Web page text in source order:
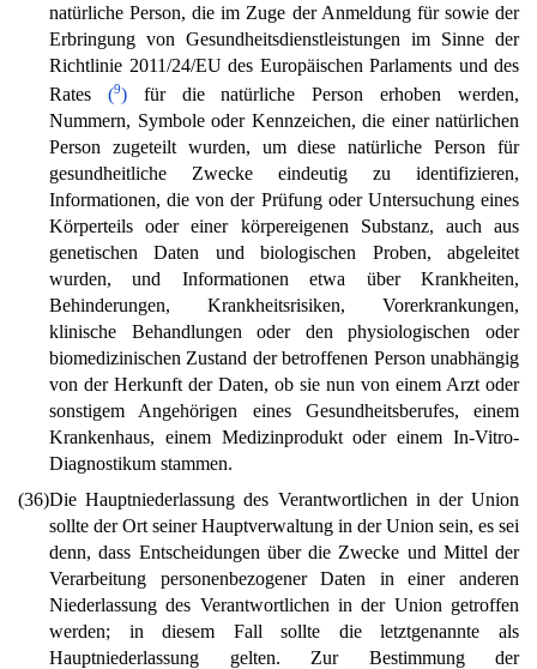
natürliche Person, die im Zuge der Anmeldung für sowie der
Erbringung von Gesundheitsdienstleistungen im Sinne der
Richtlinie 2011/24/EU des Europäischen Parlaments und des
Rates (9)für die natürliche Person erhoben werden,
Nummern, Symbole oder Kennzeichen, die einer natürlichen
Person zugeteilt wurden, um diese natürliche Person für
gesundheitliche Zwecke eindeutig zu identifizieren,
Informationen, die von der Prüfung oder Untersuchung eines
Körperteils oder einer körpereigenen Substanz, auch aus
genetischen Daten und biologischen Proben, abgeleitet
wurden, und Informationen etwa über Krankheiten,
Behinderungen, Krankheitsrisiken, Vorerkrankungen,
klinische Behandlungen oder den physiologischen oder
biomedizinischen Zustand der betroffenen Person unabhängig
von der Herkunft der Daten, ob sie nun von einem Arzt oder
sonstigem Angehörigen eines Gesundheitsberufes, einem
Krankenhaus, einem Medizinprodukt oder einem In-Vitro-
Diagnostikum stammen.
(36)Die Hauptniederlassung des Verantwortlichen in der Union
sollte der Ort seiner Hauptverwaltung in der Union sein, es sei
denn, dass Entscheidungen über die Zwecke und Mittel der
Verarbeitung personenbezogener Daten in einer anderen
Niederlassung des Verantwortlichen in der Union getroffen
werden; in diesem Fall sollte die letztgenannte als
Hauptniederlassung gelten. Zur Bestimmung der